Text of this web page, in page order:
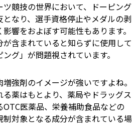
競技の世界において、ドーピング
なり、選手資格停止やメダルの剥
響をおよぼす可能性もあります。
含まれていると知らずに使用して
グ」が問題視されています。
強剤のイメージが強いですよね。
薬はもとより、薬局やドラッグス
OTC医薬品、栄養補助食品などの
対象となる成分が含まれている場